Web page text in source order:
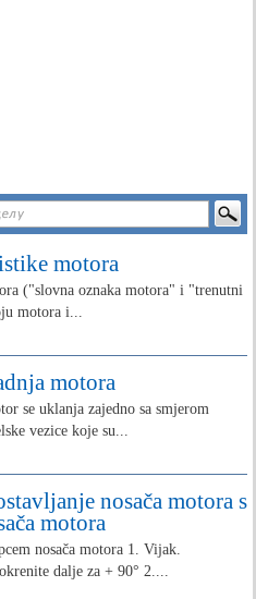
motora
("slovna oznaka motora" i "trenutni
motora i...
motora
se uklanja zajedno sa smjerom
vezice koje su...
nosača motora s
motora
nosača motora 1. Vijak.
dalje za + 90° 2....